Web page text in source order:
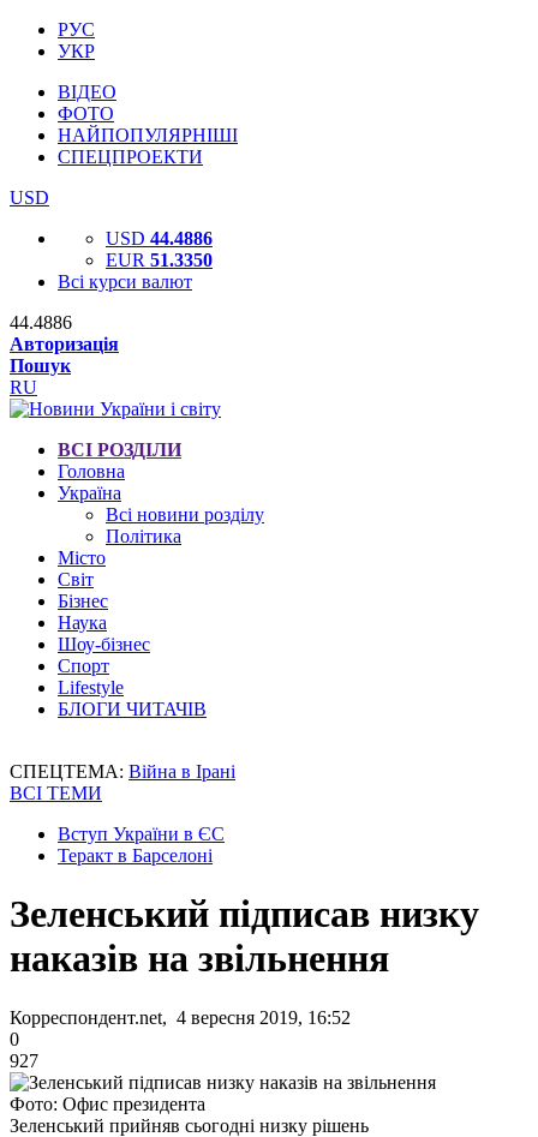
РУС
УКР
ВІДЕО
ФОТО
НАЙПОПУЛЯРНІШІ
СПЕЦПРОЕКТИ
USD
USD 44.4886
EUR 51.3350
Всі курси валют
44.4886
Авторизація
Пошук
RU
ВСІ РОЗДІЛИ
Головна
Україна
Всі новини розділу
Політика
Місто
Світ
Бізнес
Наука
Шоу-бізнес
Спорт
Lifestyle
БЛОГИ ЧИТАЧІВ
СПЕЦТЕМА: Війна в Ірані
ВСІ ТЕМИ
Вступ України в ЄС
Теракт в Барселоні
Зеленський підписав низку
наказів на звільнення
Корреспондент.net, 4 вересня 2019, 16:52
0
927
Фото: Офис президента
Зеленський прийняв сьогодні низку рішень